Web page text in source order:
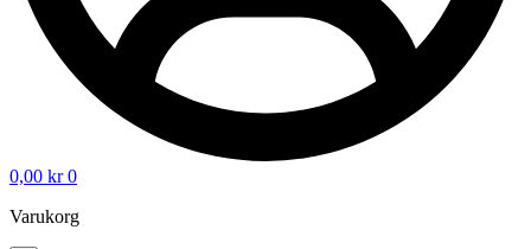
0,00 kr 0
Varukorg